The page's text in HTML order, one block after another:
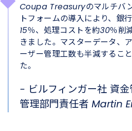
Coupa Treasuryのマルチバ
トフォームの導入により、銀
15％、処理コストを約30％削
きました。マスターデータ、
ーザー管理工数も半減するこ
た。
- ビルフィンガー社 資
管理部門責任者 Martin